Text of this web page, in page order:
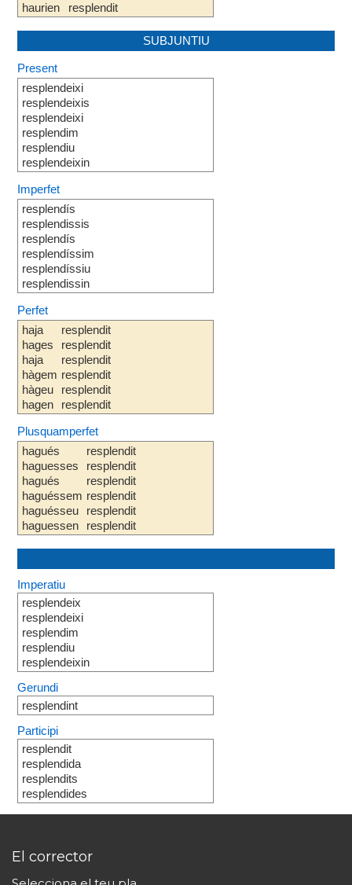
haurien
resplendit
SUBJUNTIU
Present
resplendeixi
resplendeixis
resplendeixi
resplendim
resplendiu
resplendeixin
Imperfet
resplendís
resplendissis
resplendís
resplendíssim
resplendíssiu
resplendissin
Perfet
haja
hages
haja
hàgem
hàgeu
hagen
resplendit
resplendit
resplendit
resplendit
resplendit
resplendit
Plusquamperfet
hagués
haguesses
hagués
haguéssem
haguésseu
haguessen
resplendit
resplendit
resplendit
resplendit
resplendit
resplendit
Imperatiu
resplendeix
resplendeixi
resplendim
resplendiu
resplendeixin
Gerundi
resplendint
Participi
resplendit
resplendida
resplendits
resplendides
El corrector